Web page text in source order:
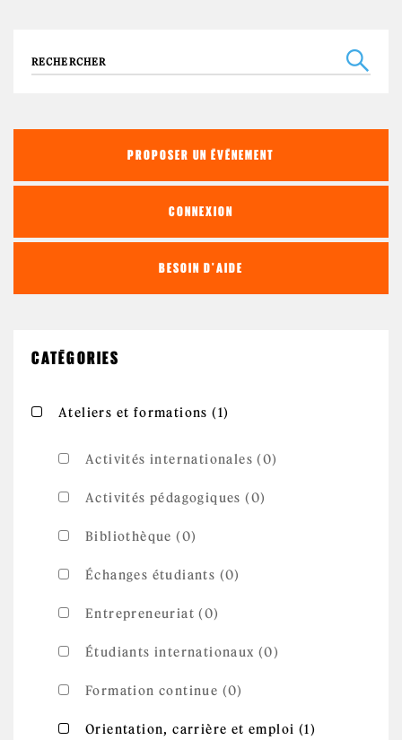
Recherche
PROPOSER UN ÉVÉNEMENT
CONNEXION
BESOIN D'AIDE
CATÉGORIES
Apply Ateliers et formations filter
Ateliers et formations (1)
Activités internationales (0)
Activités pédagogiques (0)
Bibliothèque (0)
Échanges étudiants (0)
Entrepreneuriat (0)
Étudiants internationaux (0)
Formation continue (0)
Apply Orientation, carrière et emploi
Orientation, carrière et emploi (1)